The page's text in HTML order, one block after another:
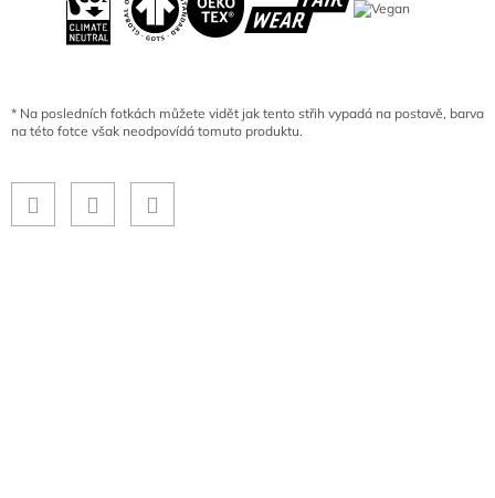
* Na posledních fotkách můžete vidět jak tento střih vypadá na postavě, barva
na této fotce však neodpovídá tomuto produktu.